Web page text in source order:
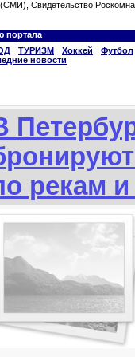
Свидетельство
портала
ТУРИЗМ Хоккей
Футбол
новости
рекам